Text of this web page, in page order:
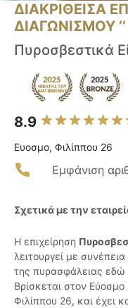
ΔΙΑΚΡΙΘΕΙΣΑ
ΔΙΑΓΩΝΙΣΜΟΥ ‘’
Πυροσβεστικά
8.9
Ευοσμο, Φιλίππου 26
Εμφάνιση
Σχετικά με την
Η επιχείρηση
λειτουργεί με
της πυρασφάλειας
Βρίσκεται στον
Φιλίππου 26, και έχει